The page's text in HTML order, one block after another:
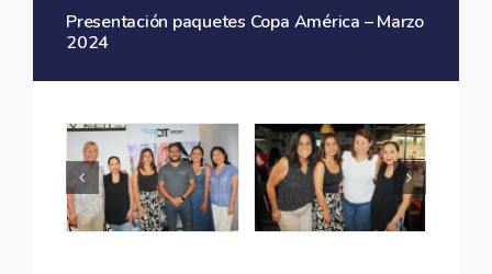
Contacto
Presentación paquetes Copa América – Marzo
2024